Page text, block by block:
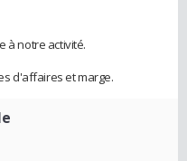
à notre activité.
d'affaires et marge.